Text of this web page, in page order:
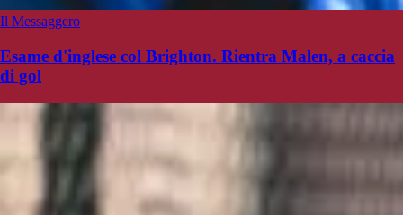
Il Messaggero
Esame d'inglese col Brighton. Rientra Malen, a caccia
di gol